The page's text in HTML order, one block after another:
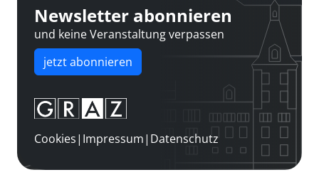
Newsletter abonnieren
und keine Veranstaltung verpassen
jetzt abonnieren
Cookies| Impressum| Datenschutz